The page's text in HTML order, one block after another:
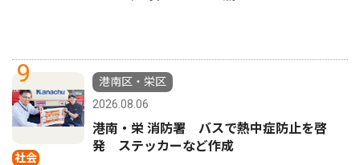
9
社会
港南区・栄区
2026.08.06
港南・栄 消防署 バスで熱中症防止を啓
発 ステッカーなど作成